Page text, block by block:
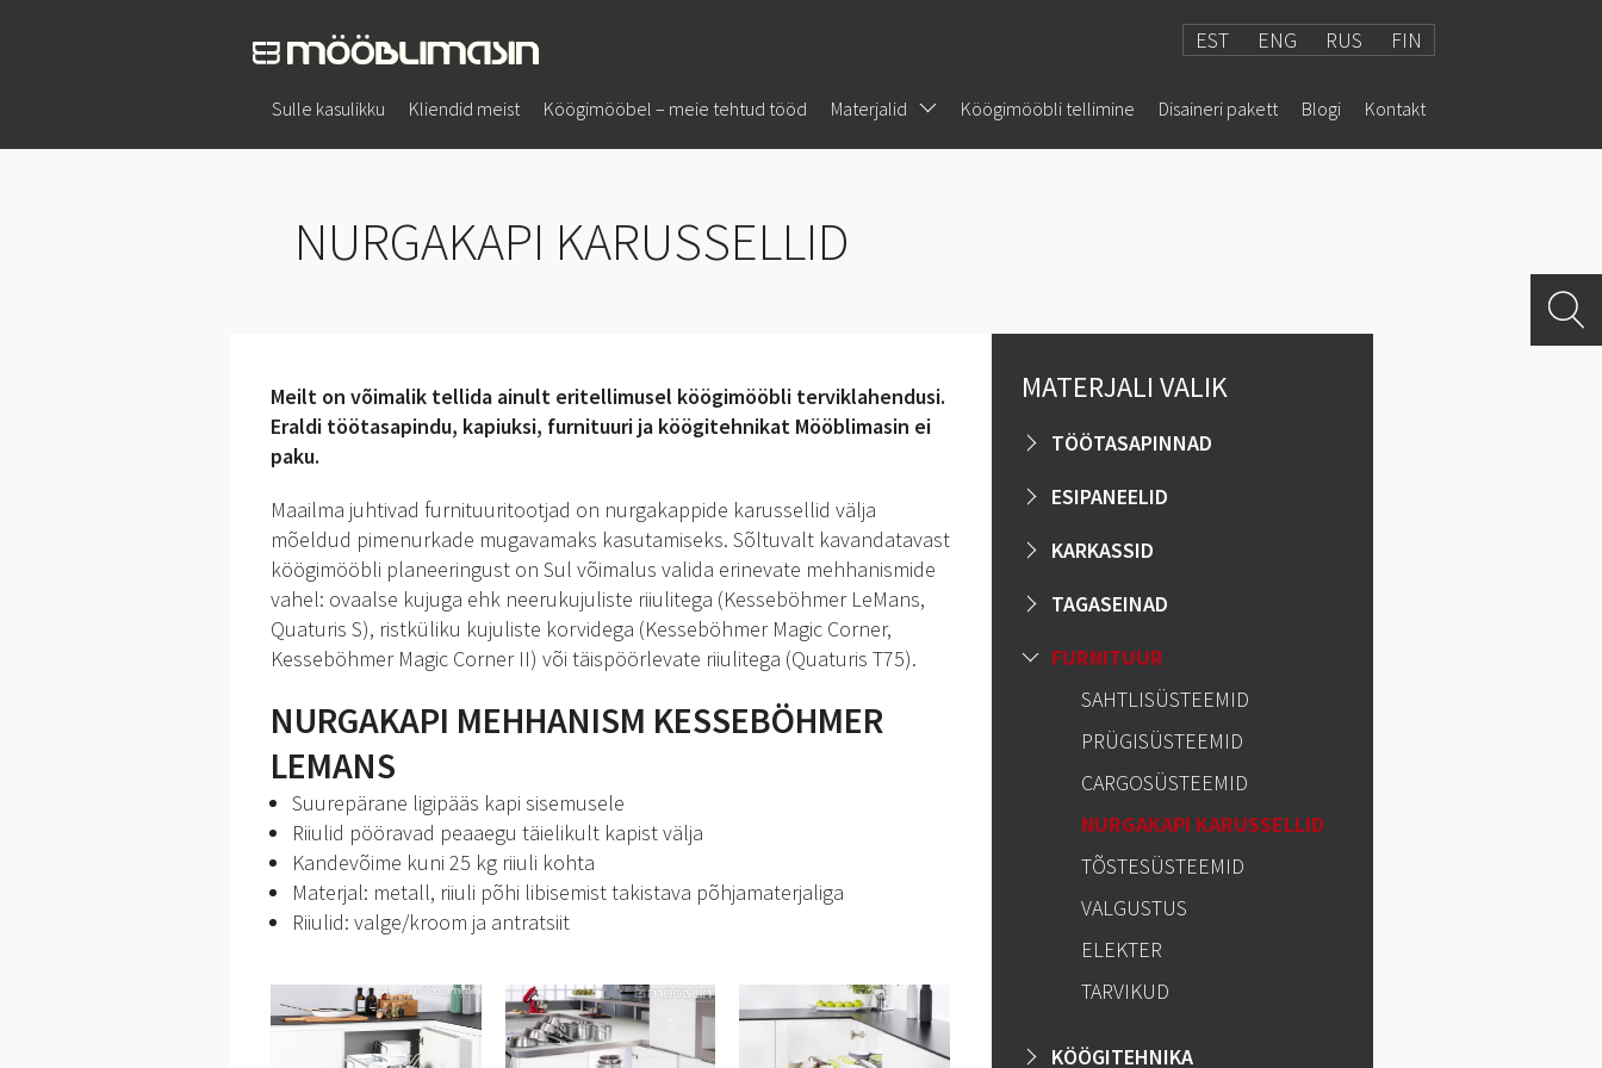
Sulle kasulikku Kliendid meist Köögimööbel – meie tehtud tööd Materjalid Köögimööbli tellimine Disaineri pakett Blogi Kontakt
EST ENG RUS FIN
NURGAKAPI KARUSSELLID
Meilt on võimalik tellida ainult eritellimusel köögimööbli terviklahendusi.
Eraldi töötasapindu, kapiuksi, furnituuri ja köögitehnikat Mööblimasin ei
paku.
Maailma juhtivad furnituuritootjad on nurgakappide karussellid välja
mõeldud pimenurkade mugavamaks kasutamiseks. Sõltuvalt kavandatavast
köögimööbli planeeringust on Sul võimalus valida erinevate mehhanismide
vahel: ovaalse kujuga ehk neerukujuliste riiulitega (Kesseböhmer LeMans,
Quaturis S), ristküliku kujuliste korvidega (Kesseböhmer Magic Corner,
Kesseböhmer Magic Corner II) või täispöörlevate riiulitega (Quaturis T75).
NURGAKAPI MEHHANISM KESSEBÖHMER
LEMANS
Suurepärane ligipääs kapi sisemusele
Riiulid pööravad peaaegu täielikult kapist välja
Kandevõime kuni 25 kg riiuli kohta
Materjal: metall, riiuli põhi libisemist takistava põhjamaterjaliga
Riiulid: valge/kroom ja antratsiit
MATERJALI VALIK
TÖÖTASAPINNAD
ESIPANEELID
KARKASSID
TAGASEINAD
FURNITUUR
SAHTLISÜSTEEMID
PRÜGISÜSTEEMID
CARGOSÜSTEEMID
NURGAKAPI KARUSSELLID
TÕSTESÜSTEEMID
VALGUSTUS
ELEKTER
TARVIKUD
KÖÖGITEHNIKA